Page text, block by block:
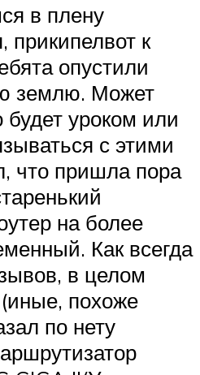
в плену
прикипелвот к
опустили
землю. Может
будет уроком или
с этими
что пришла пора
на более
Как всегда
в целом
похоже
по нету